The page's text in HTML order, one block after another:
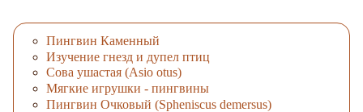
Пингвин Каменный
Изучение гнезд и дупел птиц
Сова ушастая (Asio otus)
Мягкие игрушки - пингвины
Пингвин Очковый (Spheniscus demersus)